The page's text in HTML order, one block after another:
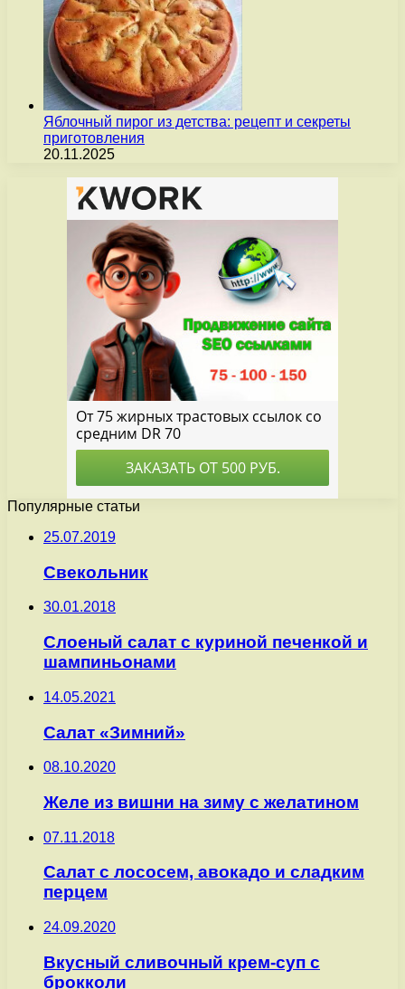
Яблочный пирог из детства: рецепт и секреты
приготовления
20.11.2025
Популярные статьи
25.07.2019
Свекольник
30.01.2018
Слоеный салат с куриной печенкой и
шампиньонами
14.05.2021
Салат «Зимний»
08.10.2020
Желе из вишни на зиму с желатином
07.11.2018
Салат с лососем, авокадо и сладким
перцем
24.09.2020
Вкусный сливочный крем-суп с
брокколи